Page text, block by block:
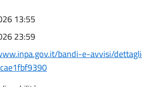
13:55
23:59
bandi-e-avvisi/